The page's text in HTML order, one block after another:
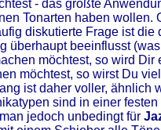
- das größte
Tonarten haben
diskutierte Frage ist die
überhaupt beeinflusst
möchtest, so wird Dir
möchtest, so wirst Du
ist daher voller, ähnlich
sind in einer
jedoch unbedingt für